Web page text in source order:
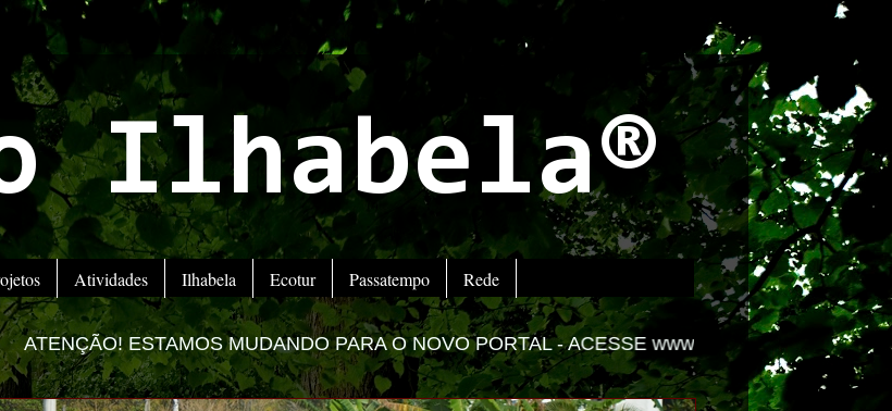
Ilhabela®
Atividades Ilhabela Ecotur Passatempo Rede
MUDANDO PARA O NOVO PORTAL -ACESSE www.impactolitoral.com.br